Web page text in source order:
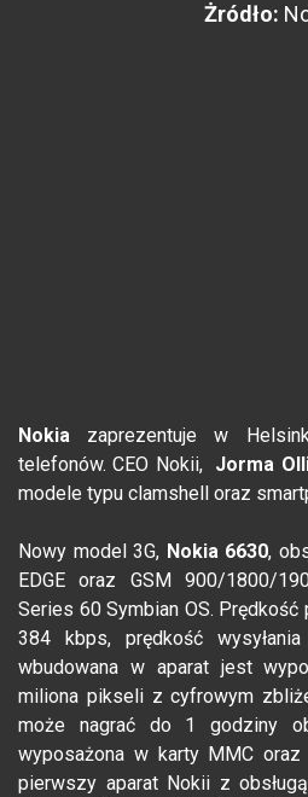
Żródło:
Nokia zaprezentuje w
telefonów. CEO Nokii, Jorma
modele typu clamshell oraz
Nowy model 3G, Nokia 6630,
EDGE oraz GSM 900/1800/
Series 60 Symbian OS.
384 kbps, prędkość
wbudowana w aparat jest
miliona pikseli z cyfrowym
może nagrać do 1 godziny
wyposażona w karty MMC
pierwszy aparat Nokii z